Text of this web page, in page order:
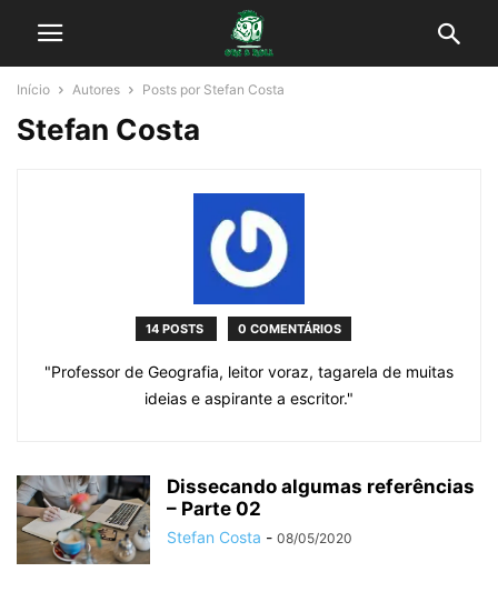
Início Autores Posts por Stefan Costa
Stefan Costa
14 POSTS 0 COMENTÁRIOS
"Professor de Geografia, leitor voraz, tagarela de muitas
ideias e aspirante a escritor."
Dissecando algumas referências
– Parte 02
Stefan Costa - 08/05/2020